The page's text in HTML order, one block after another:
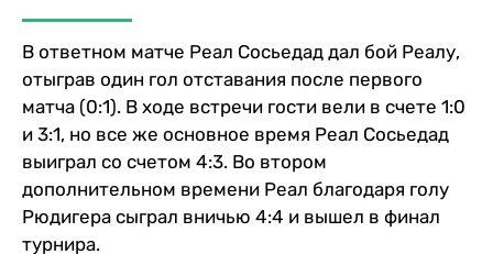
В ответном матче Реал Сосьедад дал бой Реалу,
отыграв один гол отставания после первого
матча (0:1). В ходе встречи гости вели в счете 1:0
и 3:1, но все же основное время Реал Сосьедад
выиграл со счетом 4:3. Во втором
дополнительном времени Реал благодаря голу
Рюдигера сыграл вничью 4:4 и вышел в финал
турнира.